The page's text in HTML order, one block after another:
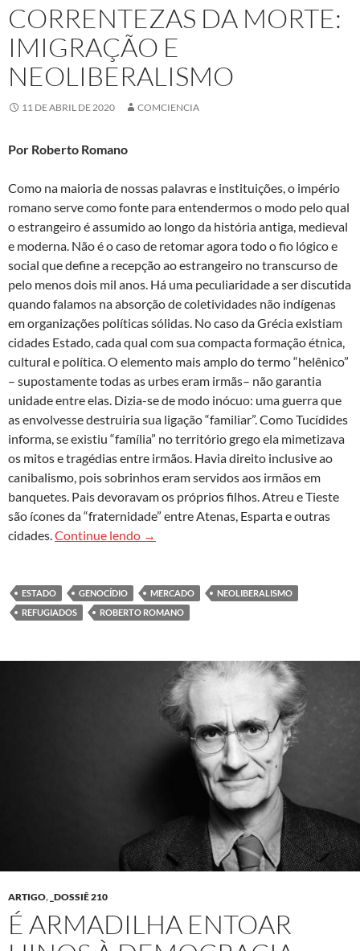
CORRENTEZAS DA MORTE:
IMIGRAÇÃO E
NEOLIBERALISMO
11 DE ABRIL DE 2020 COMCIENCIA
Por Roberto Romano
Como na maioria de nossas palavras e instituições, o império
romano serve como fonte para entendermos o modo pelo qual
o estrangeiro é assumido ao longo da história antiga, medieval
e moderna. Não é o caso de retomar agora todo o fio lógico e
social que define a recepção ao estrangeiro no transcurso de
pelo menos dois mil anos. Há uma peculiaridade a ser discutida
quando falamos na absorção de coletividades não indígenas
em organizações políticas sólidas. No caso da Grécia existiam
cidades Estado, cada qual com sua compacta formação étnica,
cultural e política. O elemento mais amplo do termo “helênico”
– supostamente todas as urbes eram irmãs– não garantia
unidade entre elas. Dizia-se de modo inócuo: uma guerra que
as envolvesse destruiria sua ligação “familiar”. Como Tucídides
informa, se existiu “família” no território grego ela mimetizava
os mitos e tragédias entre irmãos. Havia direito inclusive ao
canibalismo, pois sobrinhos eram servidos aos irmãos em
banquetes. Pais devoravam os próprios filhos. Atreu e Tieste
são ícones da “fraternidade” entre Atenas, Esparta e outras
cidades.Continue lendo Correntezas da morte: imigração e
→
ESTADO GENOCÍDIO MERCADO
NEOLIBERALISMO
REFUGIADOS
ROBERTO ROMANO
ARTIGO, _DOSSIÊ 210
É ARMADILHA ENTOAR